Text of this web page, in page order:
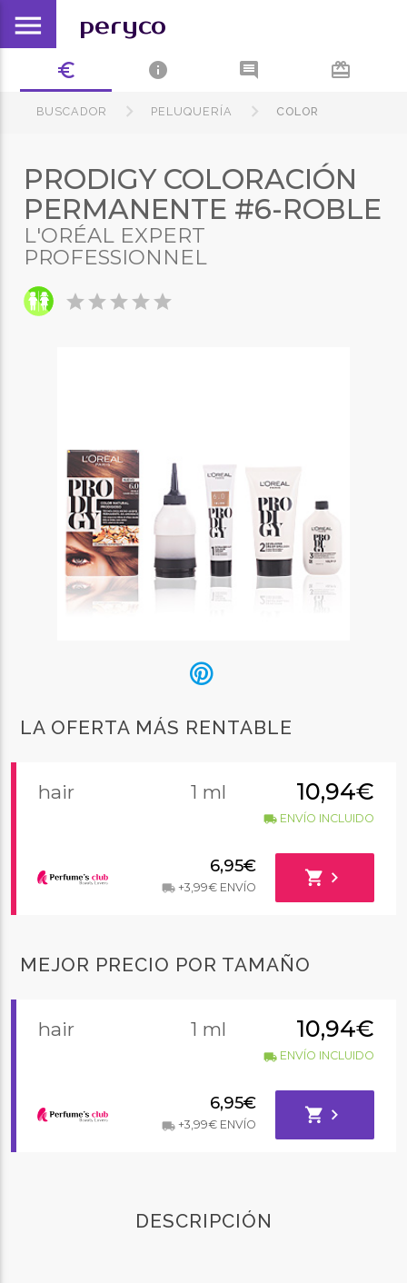
menu peryco
euro_symbol info comment card_giftcard
BUSCADOR PELUQUERÍA COLOR
PRODIGY COLORACIÓN
PERMANENTE #6-ROBLE
L'ORÉAL EXPERT
PROFESSIONNEL
starstarstarstarstar
LA OFERTA MÁS RENTABLE
hair 1 ml 10,94€
local_shippingENVÍO INCLUIDO
6,95€
local_shipping+3,99€ ENVÍO shopping_cart chevron_right
MEJOR PRECIO POR TAMAÑO
hair 1 ml 10,94€
local_shippingENVÍO INCLUIDO
6,95€
local_shipping+3,99€ ENVÍO shopping_cart chevron_right
DESCRIPCIÓN